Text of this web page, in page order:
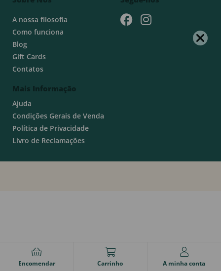
A nossa filosofia
Como funciona
Blog
Gift Cards
Contatos
Mais Informação
Ajuda
Condições Gerais de Venda
Política de Privacidade
Livro de Reclamações
Encomendar Carrinho A minha conta